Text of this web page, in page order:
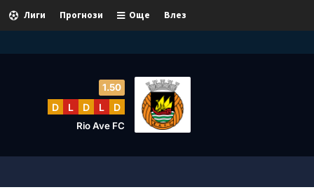
Влез
Още
Прогнози
Лиги
1.50
D L D L D
Rio Ave FC